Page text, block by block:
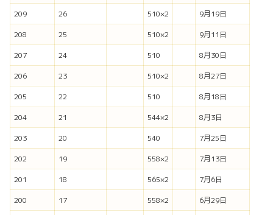
209
26 510×2
9月19日
208
25 510×2
9月11日
207
24 510
8月30日
206
23 510×2
8月27日
205
22 510
8月18日
204
21 544×2
8月3日
203
20 540
7月25日
202
19 558×2
7月13日
201
18 565×2
7月6日
200
17 558×2
6月29日